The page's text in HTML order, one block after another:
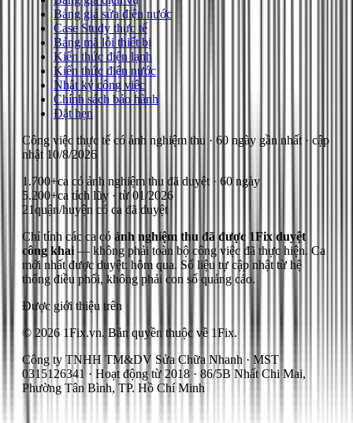
Bảng giá sửa điện nước
Case Study thực tế
Bảng mã lỗi thiết bị
Kiến thức điện lạnh
Kiến thức điện nước
Nhật ký công việc
Chính sách bảo hành
Đặt hẹn
Công việc thực tế có ảnh nghiệm thu · 60 ngày gần nhất · cập
nhật 10/8/2026
1.700+ca có ảnh nghiệm thu đã duyệt · 60 ngày
5.200+ca tích lũy · từ 01/2026
21quận/huyện có ca đã duyệt
Chỉ tính các ca có ảnh nghiệm thu đã được 1Fix duyệt
công khai — không phải toàn bộ công việc đã thực hiện. Ca
mới nhất được duyệt: hôm qua. Số liệu tự cập nhật từ hệ
thống điều phối, không phải con số quảng cáo.
Được giới thiệu trên
© 2026 1Fix.vn. Bản quyền thuộc về 1Fix.
Công ty TNHH TM&DV Sửa Chữa Nhanh · MST
0315126341 · Hoạt động từ 2018 · 86/5B Nhất Chi Mai,
Phường Tân Bình, TP. Hồ Chí Minh